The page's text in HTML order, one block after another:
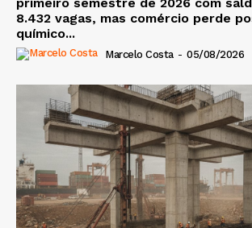
8.432 vagas, mas comércio perde
químico...
Marcelo Costa - 05/08/2026